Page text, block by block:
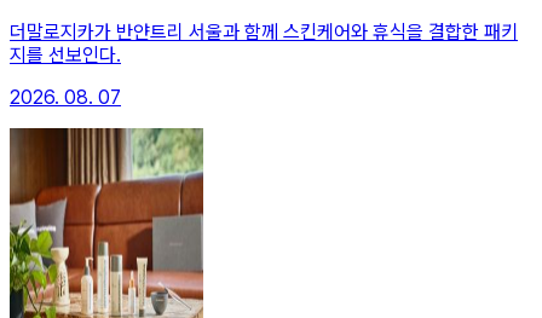
더말로지카가 반얀트리 서울과 함께 스킨케어와 휴식을 결합한 패키
지를 선보인다.
2026. 08. 07